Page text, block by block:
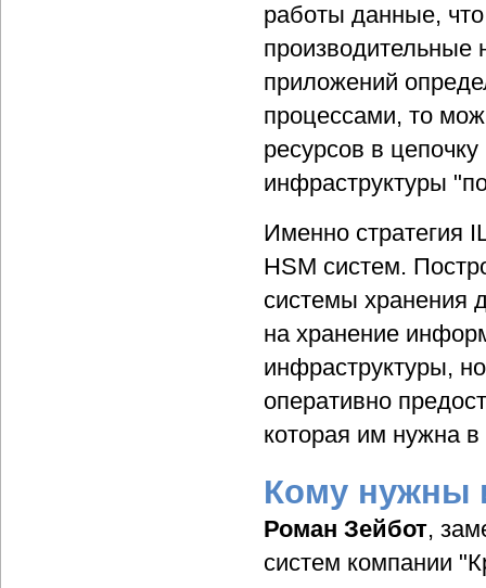
работы данные,
производительные
приложений
процессами, то
ресурсов в
инфраструктуры
Именно стратегия
HSM систем.
системы хранения
на хранение
инфраструктуры,
оперативно
которая им нужна
Кому нужны
Роман Зейбот,
систем компании